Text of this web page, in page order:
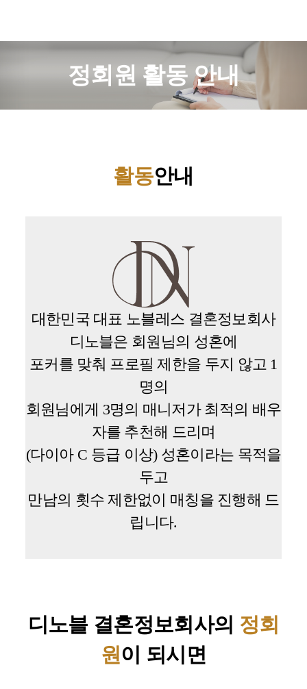
정회원 활동 안내
활동안내
대한민국 대표 노블레스 결혼정보회사
디노블은 회원님의 성혼에
포커를 맞춰 프로필 제한을 두지 않고 1
명의
회원님에게 3명의 매니저가 최적의 배우
자를 추천해 드리며
(다이아 C 등급 이상) 성혼이라는 목적을
두고
만남의 횟수 제한없이 매칭을 진행해 드
립니다.
디노블 결혼정보회사의 정회
원 이 되시면